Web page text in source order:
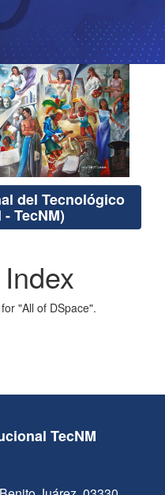
del Tecnológico
TecNM)
"All of DSpace".
TecNM